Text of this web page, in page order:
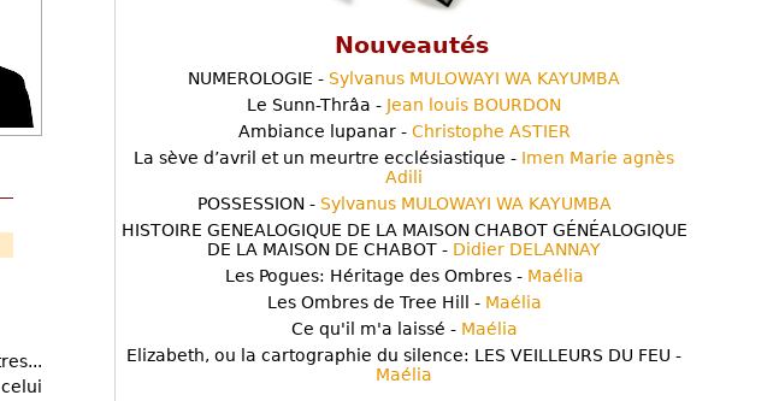
Nouveautés
NUMEROLOGIE - Sylvanus MULOWAYI WA KAYUMBA
Le Sunn-Thrâa - Jean louis BOURDON
Ambiance lupanar - Christophe ASTIER
La sève d’avril et un meurtre ecclésiastique - Imen Marie agnès
Adili
POSSESSION - Sylvanus MULOWAYI WA KAYUMBA
HISTOIRE GENEALOGIQUE DE LA MAISON CHABOT GÉNÉALOGIQUE
DE LA MAISON DE CHABOT - Didier DELANNAY
Les Pogues: Héritage des Ombres - Maélia
Les Ombres de Tree Hill - Maélia
Ce qu'il m'a laissé - Maélia
Elizabeth, ou la cartographie du silence: LES VEILLEURS DU FEU -
Maélia